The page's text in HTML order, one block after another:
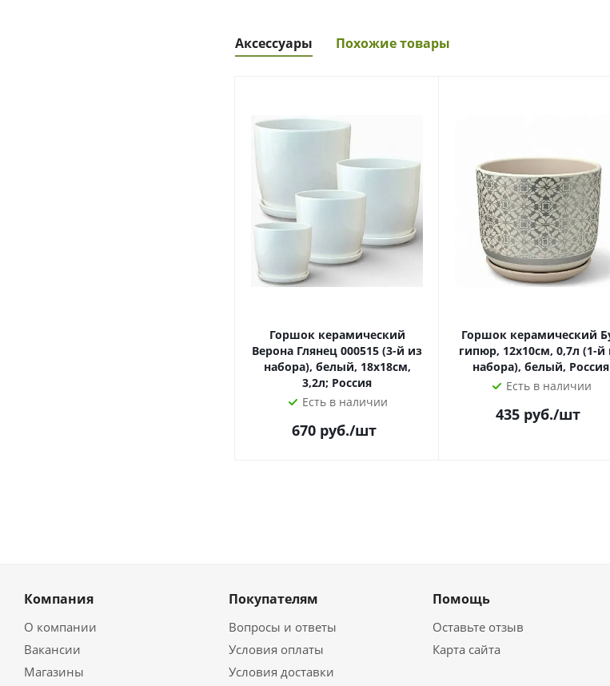
Аксессуары Похожие товары
Горшок керамический
Верона Глянец 000515 (3-й из
набора), белый, 18х18см,
3,2л; Россия
Есть в наличии
670 руб./шт
Горшок керамический Бук
гипюр, 12х10см, 0,7л (1-й из
набора), белый, Россия
Есть в наличии
435 руб./шт
Компания
О компании
Вакансии
Магазины
Покупателям
Вопросы и ответы
Условия оплаты
Условия доставки
Помощь
Оставьте отзыв
Карта сайта